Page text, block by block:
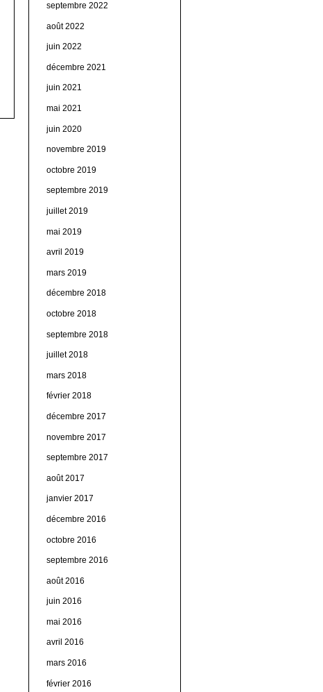
septembre 2022
août 2022
juin 2022
décembre 2021
juin 2021
mai 2021
juin 2020
novembre 2019
octobre 2019
septembre 2019
juillet 2019
mai 2019
avril 2019
mars 2019
décembre 2018
octobre 2018
septembre 2018
juillet 2018
mars 2018
février 2018
décembre 2017
novembre 2017
septembre 2017
août 2017
janvier 2017
décembre 2016
octobre 2016
septembre 2016
août 2016
juin 2016
mai 2016
avril 2016
mars 2016
février 2016